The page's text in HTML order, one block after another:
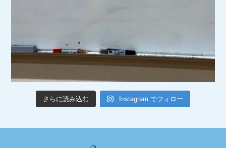
さらに読み込む Instagram でフォロー